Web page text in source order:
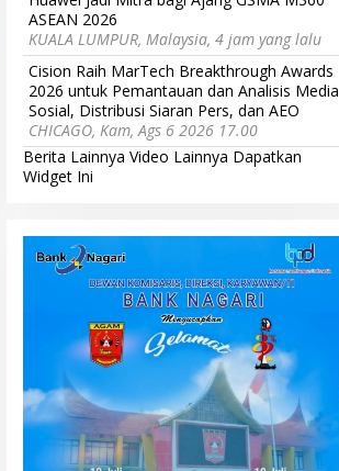
ASEAN 2026
KUALA LUMPUR, Malaysia, 4 jam yang lalu
Cision Raih MarTech Breakthrough Awards
2026 untuk Pemantauan dan Analisis Media
Sosial, Distribusi Siaran Pers, dan AEO
CHICAGO, Kam, Ags 6 2026 17.00
Berita Lainnya Video Lainnya Dapatkan
Widget Ini